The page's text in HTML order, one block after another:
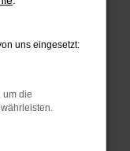
in einem
uns eingesetzt:
um die